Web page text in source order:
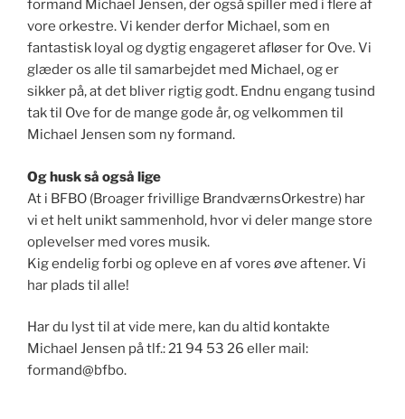
formand Michael Jensen, der også spiller med i flere af
vore orkestre. Vi kender derfor Michael, som en
fantastisk loyal og dygtig engageret afløser for Ove. Vi
glæder os alle til samarbejdet med Michael, og er
sikker på, at det bliver rigtig godt. Endnu engang tusind
tak til Ove for de mange gode år, og velkommen til
Michael Jensen som ny formand.
Og husk så også lige
At i BFBO (Broager frivillige BrandværnsOrkestre) har
vi et helt unikt sammenhold, hvor vi deler mange store
oplevelser med vores musik.
Kig endelig forbi og opleve en af vores øve aftener. Vi
har plads til alle!
Har du lyst til at vide mere, kan du altid kontakte
Michael Jensen på tlf.: 21 94 53 26 eller mail:
formand@bfbo.